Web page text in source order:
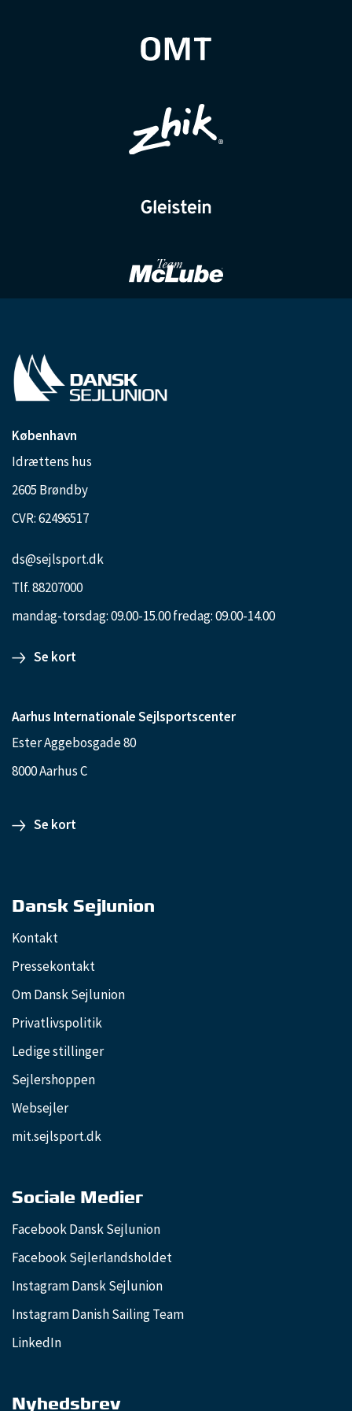
København
Idrættens hus
2605 Brøndby
CVR: 62496517
ds@sejlsport.dk
Tlf. 88207000
mandag-torsdag: 09.00-15.00 fredag: 09.00-14.00
Se kort
Aarhus Internationale Sejlsportscenter
Ester Aggebosgade 80
8000 Aarhus C
Se kort
Dansk Sejlunion
Kontakt
Pressekontakt
Om Dansk Sejlunion
Privatlivspolitik
Ledige stillinger
Sejlershoppen
Websejler
mit.sejlsport.dk
Sociale Medier
Facebook Dansk Sejlunion
Facebook Sejlerlandsholdet
Instagram Dansk Sejlunion
Instagram Danish Sailing Team
LinkedIn
Nyhedsbrev